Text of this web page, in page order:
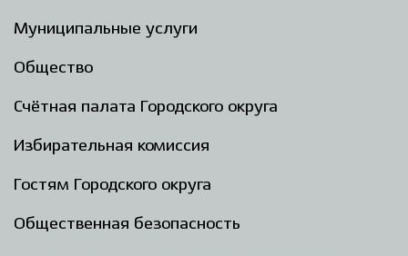
Муниципальные услуги
Общество
Счётная палата Городского округа
Избирательная комиссия
Гостям Городского округа
Общественная безопасность